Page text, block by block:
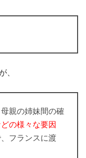
、
母親の姉妹間の確
の様々な要因
フランスに渡